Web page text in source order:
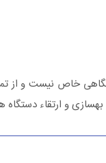
خاص نیست و از
و ارتقاء